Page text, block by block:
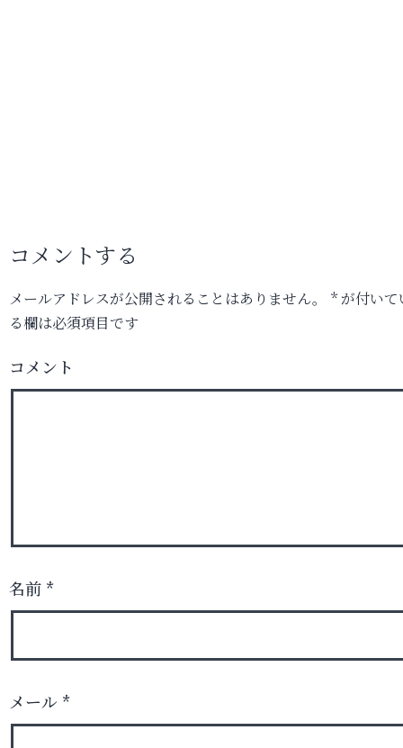
コメントする
メールアドレスが公開されることはありません。 *が付いて
る欄は必須項目です
コメント
名前 *
メール *